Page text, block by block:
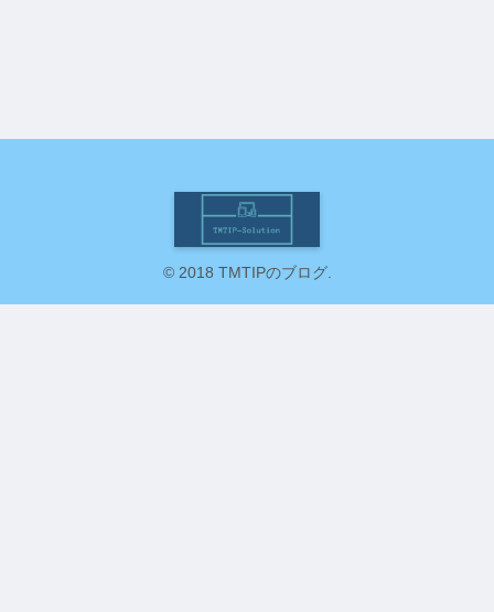
© 2018 TMTIPのブログ.